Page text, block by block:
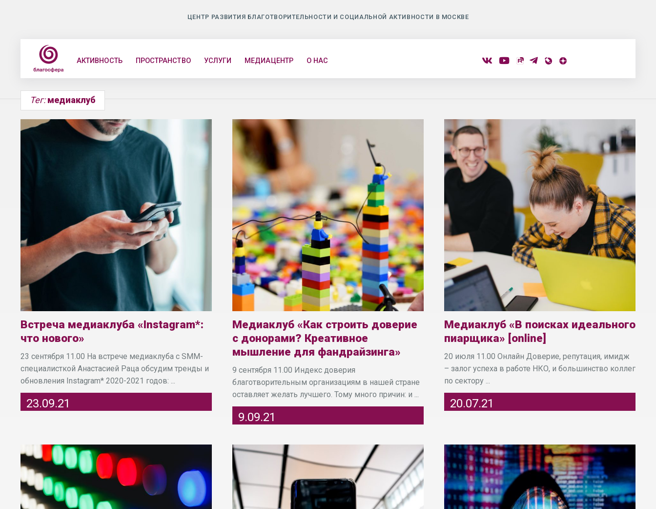
ЦЕНТР РАЗВИТИЯ БЛАГОТВОРИТЕЛЬНОСТИ И СОЦИАЛЬНОЙ АКТИВНОСТИ В МОСКВЕ
АКТИВНОСТЬ ПРОСТРАНСТВО УСЛУГИ МЕДИАЦЕНТР О НАС
Тег:медиаклуб
Встреча медиаклуба «Instagram*:
что нового»
23 сентября 11.00 На встрече медиаклуба с SMM-
специалисткой Анастасией Раца обсудим тренды и
обновления Instagram* 2020-2021 годов: ...
23.09.21
Медиаклуб «Как строить доверие
с донорами? Креативное
мышление для фандрайзинга»
9 сентября 11.00 Индекс доверия
благотворительным организациям в нашей стране
оставляет желать лучшего. Тому много причин: и ...
9.09.21
Медиаклуб «В поисках идеального
пиарщика» [online]
20 июля 11.00 Онлайн Доверие, репутация, имидж
– залог успеха в работе НКО, и большинство коллег
по сектору ...
20.07.21